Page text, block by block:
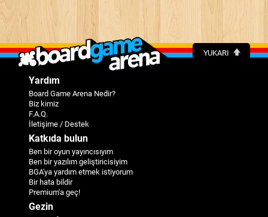
YUKARI
Yardım
Board Game Arena Nedir?
Biz kimiz
F.A.Q.
İletişime / Destek
Katkıda bulun
Ben bir oyun yayıncısıyım
Ben bir yazılım geliştiricisiyim
BGA'ya yardım etmek istiyorum
Bir hata bildir
Premium'a geç!
Gezin